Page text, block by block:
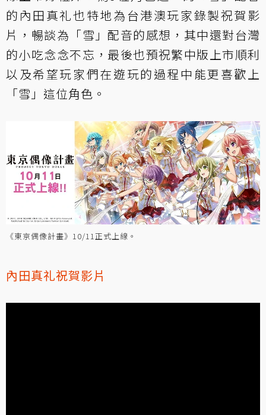
的內田真礼也特地為台港澳玩家錄製祝賀影
片，暢談為「雪」配音的感想，其中還對台灣
的小吃念念不忘，最後也預祝繁中版上市順利
以及希望玩家們在遊玩的過程中能更喜歡上
「雪」這位角色。
《東京偶像計畫》10/11正式上線。
內田真礼祝賀影片